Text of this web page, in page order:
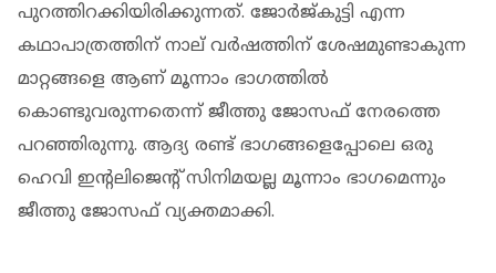
പുറത്തിറക്കിയിരിക്കുന്നത്. ജോര്‍ജ്കുട്ടി എന്ന
കഥാപാത്രത്തിന് നാല് വര്‍ഷത്തിന് ശേഷമുണ്ടാകുന്ന
മാറ്റങ്ങളെ ആണ് മൂന്നാം ഭാഗത്തില്‍
കൊണ്ടുവരുന്നതെന്ന് ജീത്തു ജോസഫ് നേരത്തെ
പറഞ്ഞിരുന്നു. ആദ്യ രണ്ട് ഭാഗങ്ങളെപ്പോലെ ഒരു
ഹെവി ഇന്റലിജെന്റ് സിനിമയല്ല മൂന്നാം ഭാഗമെന്നും
ജീത്തു ജോസഫ് വ്യക്തമാക്കി.